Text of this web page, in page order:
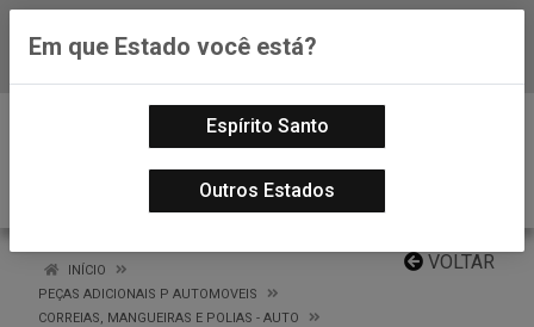
Baixe já nosso APP
VOLTAR
INÍCIO
PEÇAS ADICIONAIS P AUTOMOVEIS
CORREIAS, MANGUEIRAS E POLIAS - AUTO
Em que Estado você está?
Espírito Santo
Outros Estados